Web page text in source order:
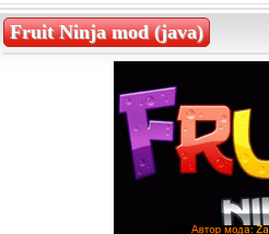
Fruit Ninja mod (java)